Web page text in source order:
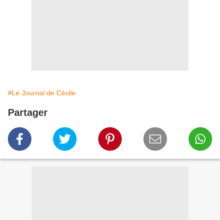
#Le Journal de Cécile
Partager